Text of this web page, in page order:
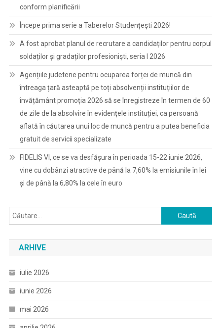
conform planificării
Începe prima serie a Taberelor Studențești 2026!
A fost aprobat planul de recrutare a candidaților pentru corpul
soldaților și gradaților profesioniști, seria I 2026
Agențiile judetene pentru ocuparea forței de muncă din
întreaga țară asteaptă pe toți absolvenții instituțiilor de
învățământ promoția 2026 să se înregistreze în termen de 60
de zile de la absolvire în evidențele instituției, ca persoană
aflată în căutarea unui loc de muncă pentru a putea beneficia
gratuit de servicii specializate
FIDELIS VI, ce se va desfășura în perioada 15-22 iunie 2026,
vine cu dobânzi atractive de până la 7,60% la emisiunile în lei
și de până la 6,80% la cele în euro
Caută
după:
ARHIVE
iulie 2026
iunie 2026
mai 2026